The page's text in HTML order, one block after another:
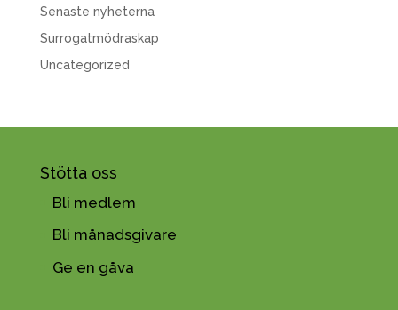
Senaste nyheterna
Surrogatmödraskap
Uncategorized
Stötta oss
Bli medlem
Bli månadsgivare
Ge en gåva